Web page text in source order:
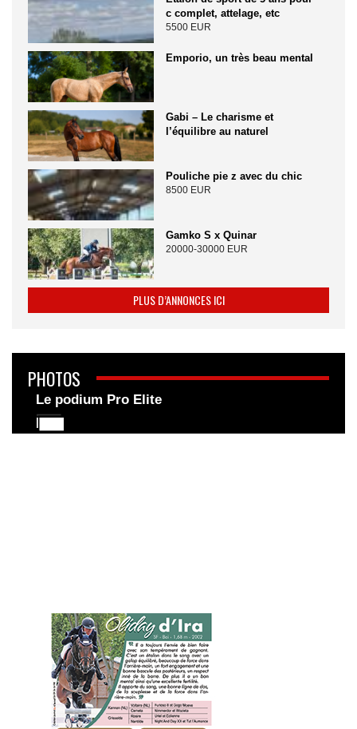
c complet, attelage, etc
5500 EUR
Emporio, un très beau mental
Gabi – Le charisme et
l’équilibre au naturel
Pouliche pie z avec du chic
8500 EUR
Gamko S x Quinar
20000-30000 EUR
PLUS D’ANNONCES ICI
PHOTOS
Le podium Pro Elite